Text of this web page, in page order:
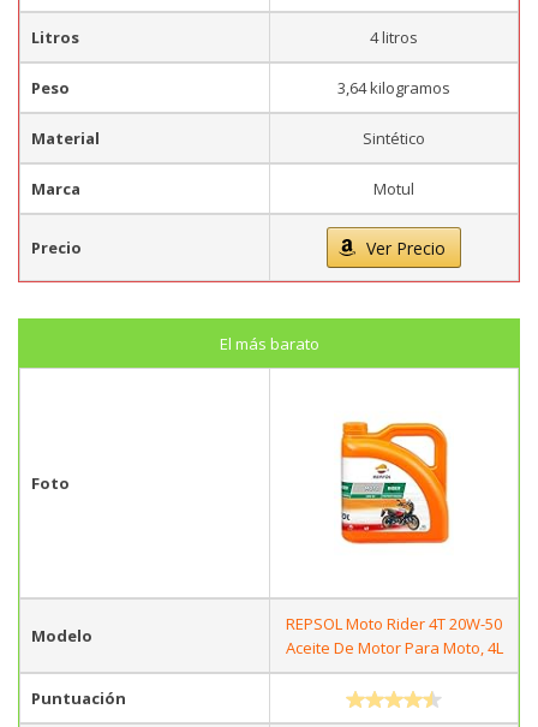
Litros 4 litros
Peso 3,64 kilogramos
Material Sintético
Marca Motul
Precio Ver Precio
El más barato
Foto
Modelo
REPSOL Moto Rider 4T 20W-50
Aceite De Motor Para Moto, 4L
Puntuación